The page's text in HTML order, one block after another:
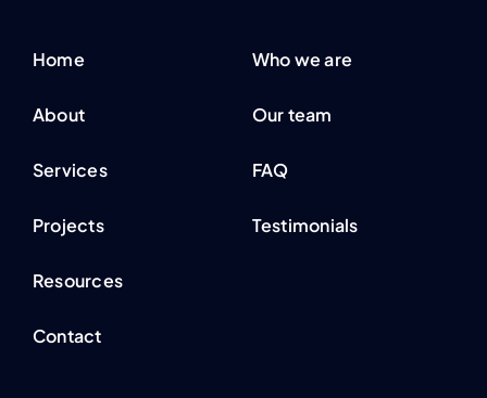
Home
About
Services
Projects
Resources
Contact
Who we are
Our team
FAQ
Testimonials